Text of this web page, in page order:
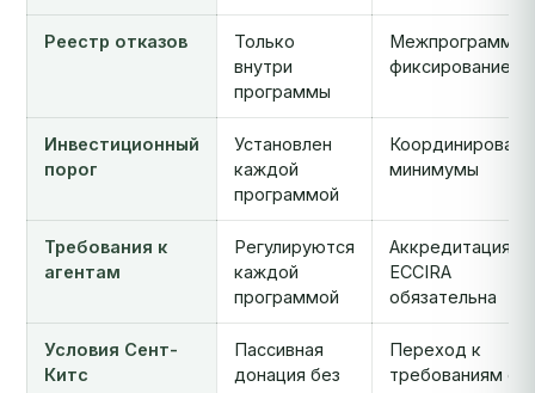
Реестр отказов
Только
внутри
программы
фиксирование
Инвестиционный
порог
Установлен
каждой
программой
минимумы
Требования к
агентам
Регулируются
каждой
программой
Аккредитация
ECCIRA
обязательна
Условия Сент-
Китс
Пассивная
донация без
Переход к
требованиям о